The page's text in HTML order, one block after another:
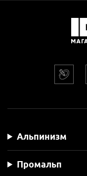
Альпинизм
Промальп